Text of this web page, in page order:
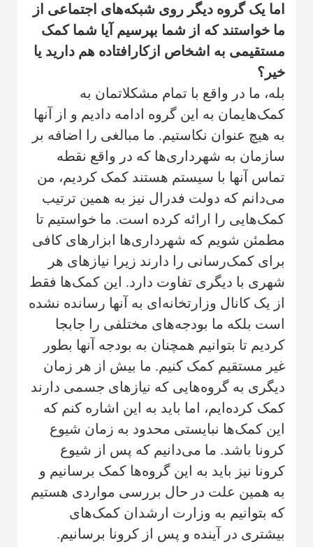
اما یک گروه دیگر روی شبکه‌های اجتماعی از
ما خواستند که از شما بپرسیم آیا شما کمک
مستقیمی به اشخاص ازکارافتاده هم دارید یا
خیر؟
بله، ما در واقع با تمام مشکلاتمان به
کمک‌هایمان به این گروه ادامه دادیم و از آنها
به هیچ عنوان نکاستیم. ما مبالغی را اضافه بر
سازمان به شهرداری‌ها که در واقع نقطه
تماس آنها با سیستم هستند کمک کردیم، من
می‌دانم که دولت فدرال نیز به همین ترتیب
کمک‌هایی را ارائه کرده است. ما خواستیم تا
مطمئن شویم که شهرداری‌ها ابزارهای کافی
برای کمک‌رسانی را دارند زیرا نیازهای هر
شهری با دیگری تفاوت دارد. این کمک‌ها فقط
از یک کانال وزارتخانه‌ای به آنها رسانده نشده
است بلکه ما بودجه‌های مختلفی را جابجا
کردیم تا بتوانیم همچنان به بودجه آنها بطور
غیر مستقیم کمک کنیم. ما بیش از هر زمان
دیگری به گروه‌هایی که نیازهای جسمی دارند
کمک کرده‌ایم، اما باید به این اشاره کنم که
این کمک‌ها نبایستی محدود به زمان شیوع
کرونا باشد. ما می‌دانیم که پس از شیوع
کرونا نیز باید به این گروه‌ها کمک برسانیم و
به همین علت در حال بررسی مواردی هستیم
که بتوانیم به وزارت ارشدان کمک‌های
بیشتری در آینده و پس از کرونا برسانیم.